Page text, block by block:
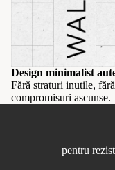
Design minimalist
Fără straturi inutile,
compromisuri ascunse.
pentru